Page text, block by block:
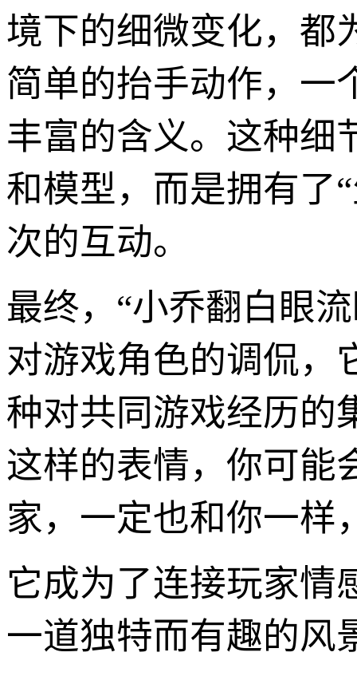
境下的细微变化，都
简单的抬手动作，一
丰富的含义。这种细
和模型，而是拥有了
次的互动。
最终，“小乔翻白眼
对游戏角色的调侃，
种对共同游戏经历的
这样的表情，你可能
家，一定也和你一样
它成为了连接玩家情
一道独特而有趣的风